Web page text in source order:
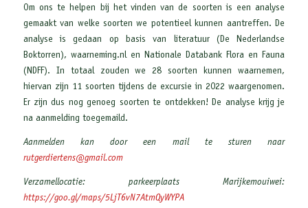
Om ons te helpen bij het vinden van de soorten is een analyse
gemaakt van welke soorten we potentieel kunnen aantreffen. De
analyse is gedaan op basis van literatuur (De Nederlandse
Boktorren), waarneming.nl en Nationale Databank Flora en Fauna
(NDFF). In totaal zouden we 28 soorten kunnen waarnemen,
hiervan zijn 11 soorten tijdens de excursie in 2022 waargenomen.
Er zijn dus nog genoeg soorten te ontdekken! De analyse krijg je
na aanmelding toegemaild.
Aanmelden kan door een mail te sturen naar
rutgerdiertens@gmail.com
Verzamellocatie: parkeerplaats Marijkemouiwei:
https://goo.gl/maps/5LjT6vN7AtmQyWYPA